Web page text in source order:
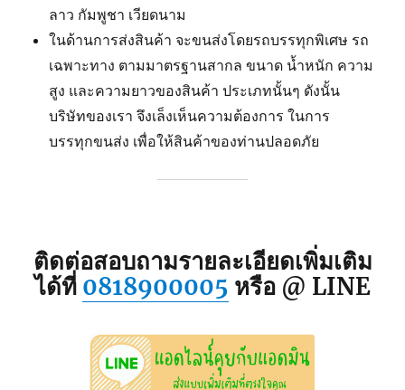
ลาว กัมพูชา เวียดนาม
ในด้านการส่งสินค้า จะขนส่งโดยรถบรรทุกพิเศษ รถ
เฉพาะทาง ตามมาตรฐานสากล ขนาด น้ำหนัก ความ
สูง และความยาวของสินค้า ประเภทนั้นๆ ดังนั้น
บริษัทของเรา จึงเล็งเห็นความต้องการ ในการ
บรรทุกขนส่ง เพื่อให้สินค้าของท่านปลอดภัย
ติดต่อสอบถามรายละเอียดเพิ่มเติม
ได้ที่ 0818900005 หรือ @ LINE